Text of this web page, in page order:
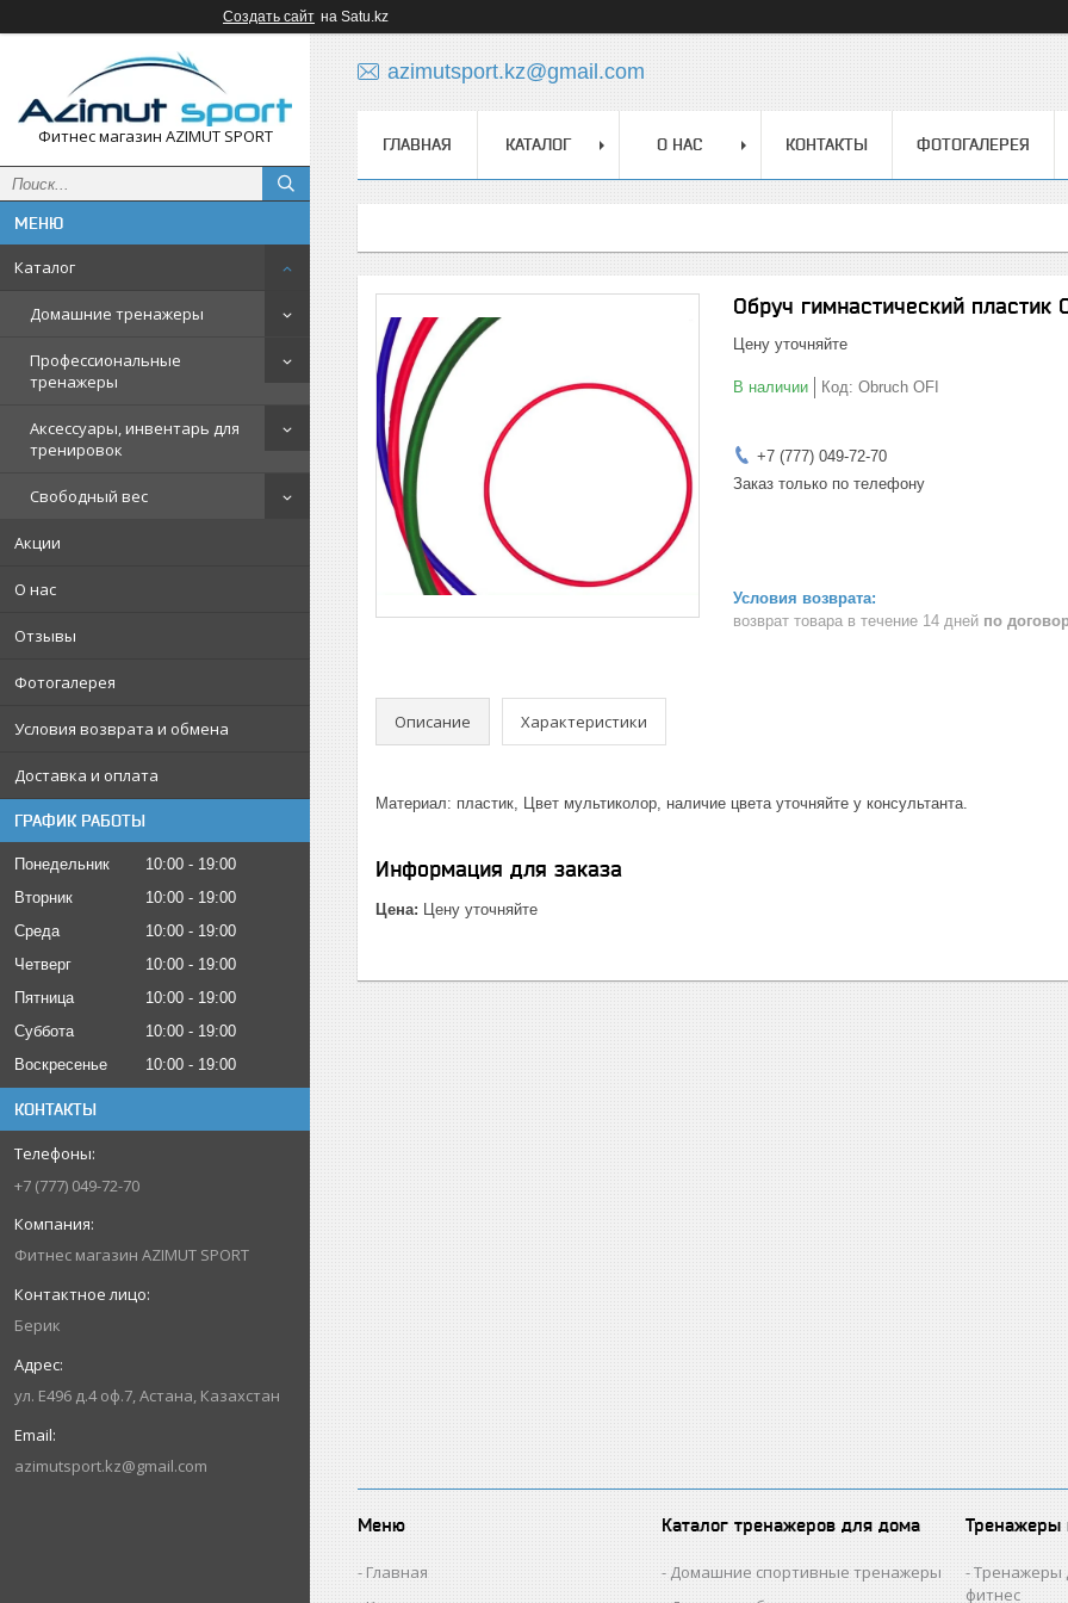
Создать сайт на Satu.kz
Фитнес магазин AZIMUT SPORT
Каталог
Домашние тренажеры
Профессиональные
тренажеры
Аксессуары, инвентарь для
тренировок
Свободный вес
Акции
О нас
Отзывы
Фотогалерея
Условия возврата и обмена
Доставка и оплата
ГРАФИК РАБОТЫ
Понедельник 10:00
19:00
Вторник
10:00
19:00
Среда
10:00
19:00
Четверг
10:00
19:00
Пятница
10:00
19:00
Суббота
10:00
19:00
Воскресенье
10:00 19:00
КОНТАКТЫ
+7 (777) 049-72-70
Фитнес магазин AZIMUT SPORT
Берик
ул. Е496 д.4 оф.7, Астана, Казахстан
azimutsport.kz@gmail.com
azimutsport.kz@gmail.com
ГЛАВНАЯ КАТАЛОГ О НАС КОНТАКТЫ ФОТОГАЛЕРЕЯ
Обруч гимнастический пластик
Цену уточняйте
В наличии Код: Obruch OFI
+7 (777) 049-72-70
Заказ только по телефону
возврат товара в течение 14 дней по
Описание Характеристики
Материал: пластик, Цвет мультиколор, наличие цвета уточняйте у консультанта.
Информация для заказа
Цена: Цену уточняйте
Меню
Главная
Каталог тренажеров для дома
Домашние спортивные тренажеры
Тренажеры
Тренажеры
фитнес